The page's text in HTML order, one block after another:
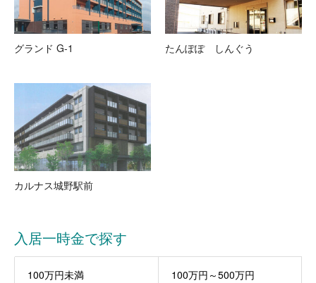
グランド G-1 たんぽぽ しんぐう
カルナス城野駅前
入居一時金で探す
100万円未満 100万円～500万円